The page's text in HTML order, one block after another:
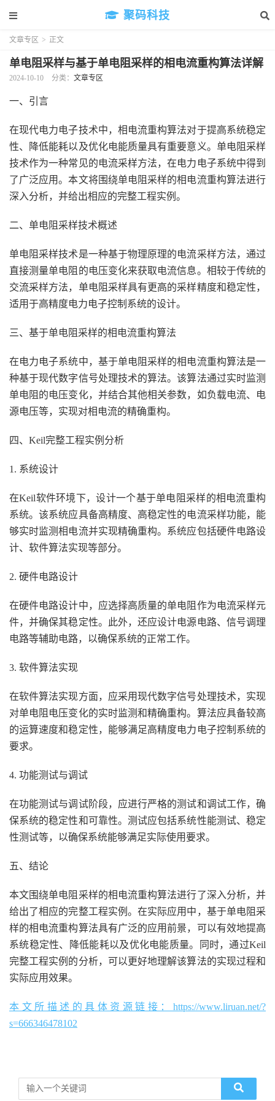
聚码科技
文章专区 > 正文
单电阻采样与基于单电阻采样的相电流重构算法详解
2024-10-10 分类： 文章专区
一、引言
在现代电力电子技术中，相电流重构算法对于提高系统稳定
性、降低能耗以及优化电能质量具有重要意义。单电阻采样
技术作为一种常见的电流采样方法，在电力电子系统中得到
了广泛应用。本文将围绕单电阻采样的相电流重构算法进行
深入分析，并给出相应的完整工程实例。
二、单电阻采样技术概述
单电阻采样技术是一种基于物理原理的电流采样方法，通过
直接测量单电阻的电压变化来获取电流信息。相较于传统的
交流采样方法，单电阻采样具有更高的采样精度和稳定性，
适用于高精度电力电子控制系统的设计。
三、基于单电阻采样的相电流重构算法
在电力电子系统中，基于单电阻采样的相电流重构算法是一
种基于现代数字信号处理技术的算法。该算法通过实时监测
单电阻的电压变化，并结合其他相关参数，如负载电流、电
源电压等，实现对相电流的精确重构。
四、Keil完整工程实例分析
1. 系统设计
在Keil软件环境下，设计一个基于单电阻采样的相电流重构
系统。该系统应具备高精度、高稳定性的电流采样功能，能
够实时监测相电流并实现精确重构。系统应包括硬件电路设
计、软件算法实现等部分。
2. 硬件电路设计
在硬件电路设计中，应选择高质量的单电阻作为电流采样元
件，并确保其稳定性。此外，还应设计电源电路、信号调理
电路等辅助电路，以确保系统的正常工作。
3. 软件算法实现
在软件算法实现方面，应采用现代数字信号处理技术，实现
对单电阻电压变化的实时监测和精确重构。算法应具备较高
的运算速度和稳定性，能够满足高精度电力电子控制系统的
要求。
4. 功能测试与调试
在功能测试与调试阶段，应进行严格的测试和调试工作，确
保系统的稳定性和可靠性。测试应包括系统性能测试、稳定
性测试等，以确保系统能够满足实际使用要求。
五、结论
本文围绕单电阻采样的相电流重构算法进行了深入分析，并
给出了相应的完整工程实例。在实际应用中，基于单电阻采
样的相电流重构算法具有广泛的应用前景，可以有效地提高
系统稳定性、降低能耗以及优化电能质量。同时，通过Keil
完整工程实例的分析，可以更好地理解该算法的实现过程和
实际应用效果。
本文所描述的具体资源链接：https://www.liruan.net/?
s=666346478102